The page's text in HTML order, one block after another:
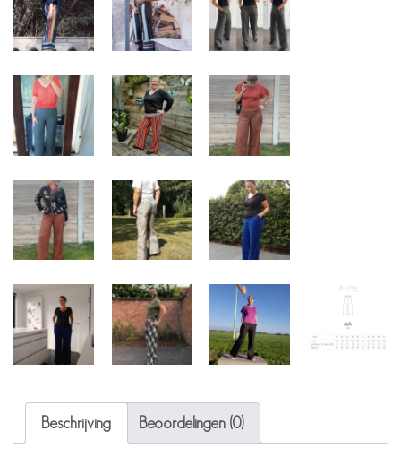
Beschrijving Beoordelingen (0)